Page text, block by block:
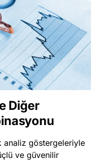
Diğer
analiz göstergeleriyle
ve güvenilir